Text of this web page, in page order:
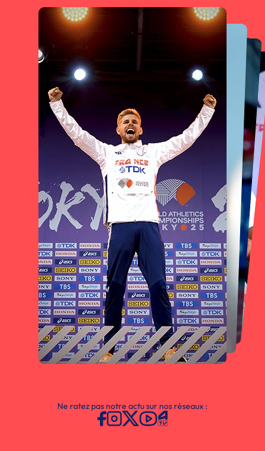
Ne ratez pas notre actu sur nos réseaux :